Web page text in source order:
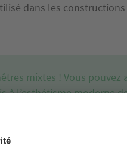
dans les constructions
mixtes ! Vous pouvez
à l’esthétisme moderne